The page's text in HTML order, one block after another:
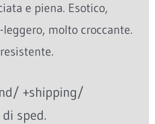
e piena. Esotico,
molto croccante.
+shipping/
sped.